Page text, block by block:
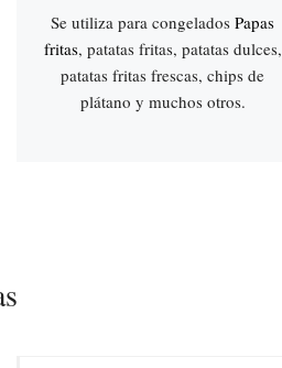
Se utiliza para congelados Papas
fritas, patatas fritas, patatas dulces,
patatas fritas frescas, chips de
plátano y muchos otros.